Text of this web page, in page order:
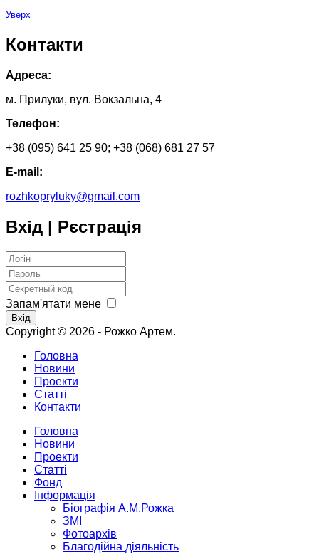
Уверх
Контакти
Адреса:
м. Прилуки, вул. Вокзальна, 4
Телефон:
+38 (095) 641 25 90; +38 (068) 681 27 57
E-mail:
rozhkopryluky@gmail.com
Вхід | Рєстрація
Запам'ятати мене
Вхід
Copyright © 2026 - Рожко Артем.
Головна
Новини
Проекти
Статті
Контакти
Головна
Новини
Проекти
Статті
Фонд
Інформація
Біографія А.М.Рожка
ЗМІ
Фотоархів
Благодійна діяльність